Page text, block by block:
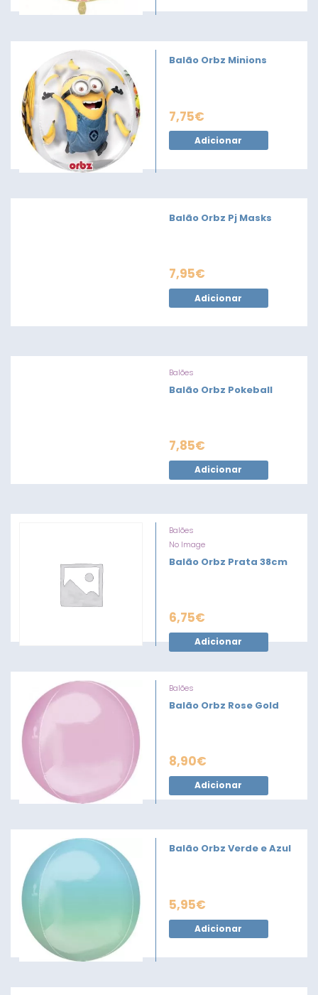
Balão Orbz Minions
7,75€
Adicionar
Balão Orbz Pj Masks
7,95€
Adicionar
Balões
Balão Orbz Pokeball
7,85€
Adicionar
Balões
No Image
Balão Orbz Prata 38cm
6,75€
Adicionar
Balões
Balão Orbz Rose Gold
8,90€
Adicionar
Balão Orbz Verde e Azul
5,95€
Adicionar